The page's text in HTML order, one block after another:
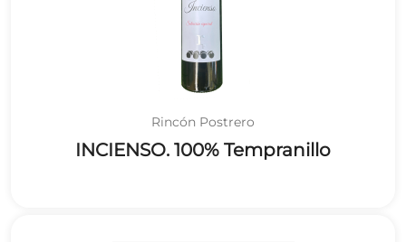
Rincón Postrero
INCIENSO. 100% Tempranillo